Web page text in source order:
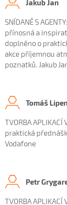
Jakub Jan
SNÍDANĚ S
přínosná a
doplněno o
akce příjemnou
poznatků. Jakub
Tomáš
TVORBA APLIKACÍ
praktická
Vodafone
Petr
TVORBA APLIKACÍ